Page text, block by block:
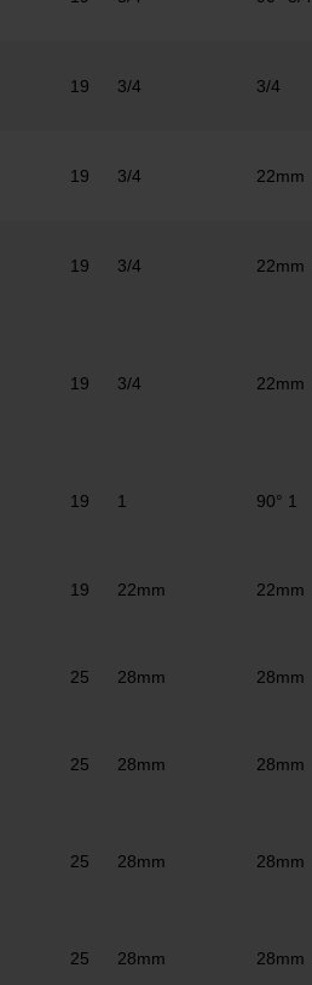
19 3/4 3/4
19 3/4 22mm
19 3/4 22mm
19 3/4 22mm
19 1 90° 1
19 22mm 22mm
25 28mm 28mm
25 28mm 28mm
25 28mm 28mm
25 28mm 28mm